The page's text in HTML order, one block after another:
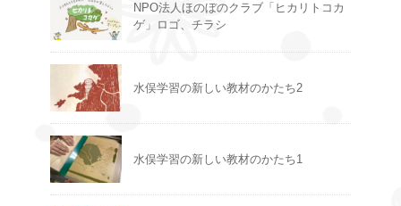
NPO法人ほのぼのクラブ「ヒカリトコカ
ゲ」ロゴ、チラシ
水俣学習の新しい教材のかたち2
水俣学習の新しい教材のかたち1